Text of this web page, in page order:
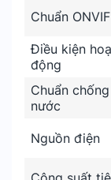
Chuẩn ONVIF
Điều kiện
động
Chuẩn chống
nước
Nguồn điện